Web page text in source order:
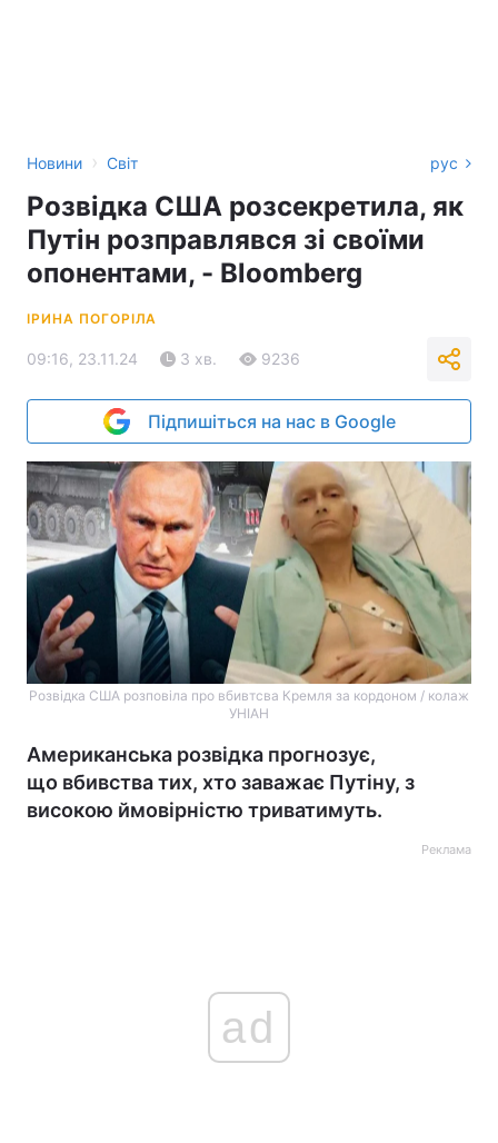
Новини › Світ рус
Розвідка США розсекретила, як
Путін розправлявся зі своїми
опонентами, - Bloomberg
ІРИНА ПОГОРІЛА
09:16, 23.11.24 3 хв. 9236
Підпишіться на нас в Google
Розвідка США розповіла про вбивтсва Кремля за кордоном / колаж
УНІАН
Американська розвідка прогнозує,
що вбивства тих, хто заважає Путіну, з
високою ймовірністю триватимуть.
Реклама
ad